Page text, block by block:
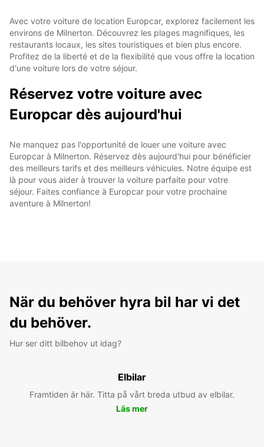
Avec votre voiture de location Europcar, explorez facilement les
environs de Milnerton. Découvrez les plages magnifiques, les
restaurants locaux, les sites touristiques et bien plus encore.
Profitez de la liberté et de la flexibilité que vous offre la location
d'une voiture lors de votre séjour.
Réservez votre voiture avec
Europcar dès aujourd'hui
Ne manquez pas l'opportunité de louer une voiture avec
Europcar à Milnerton. Réservez dès aujourd'hui pour bénéficier
des meilleurs tarifs et des meilleurs véhicules. Notre équipe est
là pour vous aider à trouver la voiture parfaite pour votre
séjour. Faites confiance à Europcar pour votre prochaine
aventure à Milnerton!
När du behöver hyra bil har vi det
du behöver.
Hur ser ditt bilbehov ut idag?
Elbilar
Framtiden är här. Titta på vårt breda utbud av elbilar.
Läs mer